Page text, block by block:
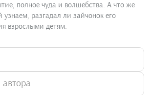
полное чуда и волшебства. А что же
узнаем, разгадал ли зайчонок его
взрослыми детям.